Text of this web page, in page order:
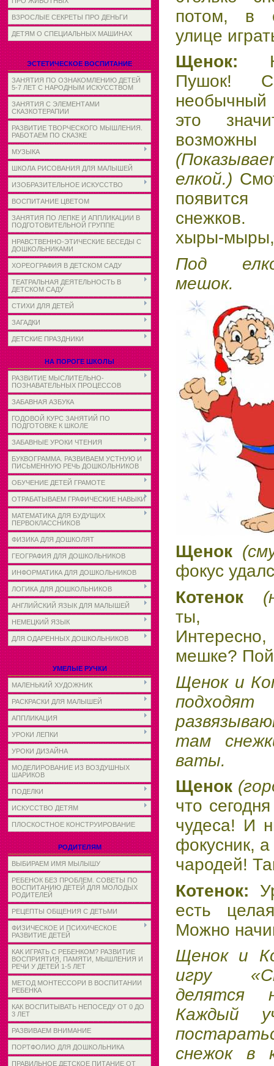
ВЗРОСЛЫЕ СЕКРЕТЫ ПРО ДЕНЬГИ
ДЕТЯМ О СПЕЦИАЛЬНЫХ МАШИНАХ
ЭСТЕТИЧЕСКОЕ ВОСПИТАНИЕ
ЗАНЯТИЯ ПО ОЗНАКОМЛЕНИЮ ДЕТЕЙ
5-7 ЛЕТ С НАРОДНЫМ ИСКУССТВОМ
ЗАНЯТИЯ С ЭЛЕМЕНТАМИ
СКАЗКОТЕРАПИИ
РАЗВИТИЕ ТВОРЧЕСКОГО МЫШЛЕНИЯ.
РАБОТАЕМ ПО СКАЗКЕ
МУЗЫКА
ШКОЛА РИСОВАНИЯ ДЛЯ МАЛЫШЕЙ
ИЗОБРАЗИТЕЛЬНОЕ ИСКУССТВО
ВОСПИТАНИЕ ЦВЕТОМ
ЗАНЯТИЯ ПО ЛЕПКЕ И АППЛИКАЦИИ В
ПОДГОТОВИТЕЛЬНОЙ ГРУППЕ
НРАВСТВЕННО-ЭТИЧЕСКИЕ БЕСЕДЫ С
ДОШКОЛЬНИКАМИ
ХОРЕОГРАФИЯ В ДЕТСКОМ САДУ
ТЕАТРАЛЬНАЯ ДЕЯТЕЛЬНОСТЬ В
ДЕТСКОМ САДУ
СТИХИ ДЛЯ ДЕТЕЙ
ЗАГАДКИ
ДЕТСКИЕ ПРАЗДНИКИ
НА ПОРОГЕ ШКОЛЫ
РАЗВИТИЕ МЫСЛИТЕЛЬНО-
ПОЗНАВАТЕЛЬНЫХ ПРОЦЕССОВ
ЗАБАВНАЯ АЗБУКА
ГОДОВОЙ КУРС ЗАНЯТИЙ ПО
ПОДГОТОВКЕ К ШКОЛЕ
ЗАБАВНЫЕ УРОКИ ЧТЕНИЯ
БУКВОГРАММА. РАЗВИВАЕМ УСТНУЮ И
ПИСЬМЕННУЮ РЕЧЬ ДОШКОЛЬНИКОВ
ОБУЧЕНИЕ ДЕТЕЙ ГРАМОТЕ
ОТРАБАТЫВАЕМ ГРАФИЧЕСКИЕ НАВЫКИ
МАТЕМАТИКА ДЛЯ БУДУЩИХ
ПЕРВОКЛАССНИКОВ
ФИЗИКА ДЛЯ ДОШКОЛЯТ
ГЕОГРАФИЯ ДЛЯ ДОШКОЛЬНИКОВ
ИНФОРМАТИКА ДЛЯ ДОШКОЛЬНИКОВ
ЛОГИКА ДЛЯ ДОШКОЛЬНИКОВ
АНГЛИЙСКИЙ ЯЗЫК ДЛЯ МАЛЫШЕЙ
НЕМЕЦКИЙ ЯЗЫК
ДЛЯ ОДАРЕННЫХ ДОШКОЛЬНИКОВ
УМЕЛЫЕ РУЧКИ
МАЛЕНЬКИЙ ХУДОЖНИК
РАСКРАСКИ ДЛЯ МАЛЫШЕЙ
АППЛИКАЦИЯ
УРОКИ ЛЕПКИ
УРОКИ ДИЗАЙНА
МОДЕЛИРОВАНИЕ ИЗ ВОЗДУШНЫХ
ШАРИКОВ
ПОДЕЛКИ
ИСКУССТВО ДЕТЯМ
ПЛОСКОСТНОЕ КОНСТРУИРОВАНИЕ
РОДИТЕЛЯМ
ВЫБИРАЕМ ИМЯ МЫЛЫШУ
РЕБЕНОК БЕЗ ПРОБЛЕМ. СОВЕТЫ ПО
ВОСПИТАНИЮ ДЕТЕЙ ДЛЯ МОЛОДЫХ
РОДИТЕЛЕЙ
РЕЦЕПТЫ ОБЩЕНИЯ С ДЕТЬМИ
ФИЗИЧЕСКОЕ И ПСИХИЧЕСКОЕ
РАЗВИТИЕ ДЕТЕЙ
КАК ИГРАТЬ С РЕБЕНКОМ? РАЗВИТИЕ
ВОСПРИЯТИЯ, ПАМЯТИ, МЫШЛЕНИЯ И
РЕЧИ У ДЕТЕЙ 1-5 ЛЕТ
МЕТОД МОНТЕССОРИ В ВОСПИТАНИИ
РЕБЕНКА
КАК ВОСПИТЫВАТЬ НЕПОСЕДУ ОТ 0 ДО
3 ЛЕТ
РАЗВИВАЕМ ВНИМАНИЕ
ПОРТФОЛИО ДЛЯ ДОШКОЛЬНИКА
ПРАВИЛЬНОЕ ДЕТСКОЕ ПИТАНИЕ ОТ
потом, в
улице
Щенок:
Пушок!
это
елкой.)
снежков.
хыры-
Под
мешок.
Щенок
фокус
Котенок
ты,
мешке?
Щенок и
там
ваты.
Щенок
что
чудеса! И
фокусник,
чародей!
Котенок:
есть
Можно
Щенок и
игру
делятся
Каждый
снежок в